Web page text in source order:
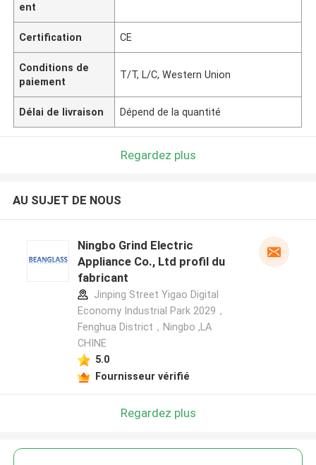
ent
Certification CE
Conditions de
paiement
T/T, L/C, Western Union
Délai de livraison Dépend de la quantité
Regardez plus
AU SUJET DE NOUS
Ningbo Grind Electric
Appliance Co., Ltd profil du
fabricant
Jinping Street Yigao Digital
Economy Industrial Park 2029，
Fenghua District，Ningbo ,LA
CHINE
5.0
Fournisseur vérifié
Regardez plus